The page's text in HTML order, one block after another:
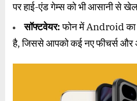
पर हाई-एंड गेम्स को भी आसानी से
सॉफ्टवेयर:फोन में Android का
है, जिससे आपको कई नए फीचर्स और